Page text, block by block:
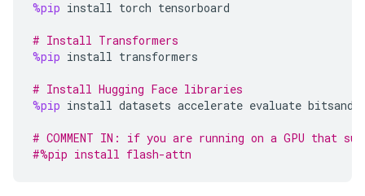
%pip install torch tensorboard
# Install Transformers
%pip install transformers
# Install Hugging Face libraries
%pip install datasets accelerate evaluate
# COMMENT IN: if you are running on a GPU that
#%pip install flash-attn